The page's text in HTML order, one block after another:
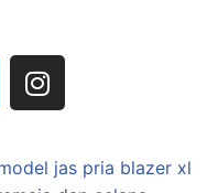
jas pria blazer xl